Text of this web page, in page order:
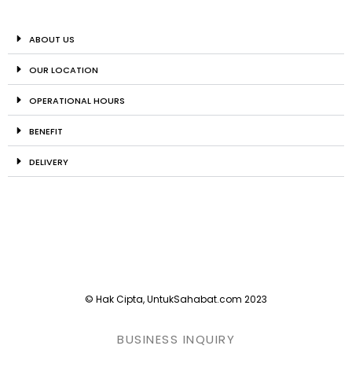
ABOUT US
OUR LOCATION
OPERATIONAL HOURS
BENEFIT
DELIVERY
© Hak Cipta, UntukSahabat.com 2023
BUSINESS INQUIRY